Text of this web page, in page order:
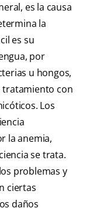
es la causa
la
es su
por
u hongos,
tratamiento con
Los
la anemia,
se trata.
problemas y
ciertas
daños